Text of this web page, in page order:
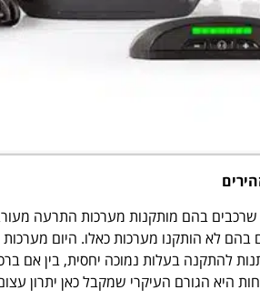
שרכבים בהם מותקנות מערכות התרעה
בכ-40 אחוזים מרכבים בהם לא הותקנו מערכות כאלו.
להתקנה בעלות נמוכה יחסית, בין אם
היא הגורם העיקרי שמקבל כאן יתרון